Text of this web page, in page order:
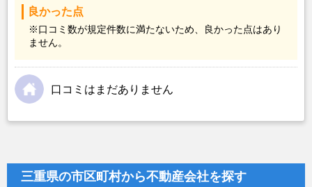
良かった点
※口コミ数が規定件数に満たないため、良かった点はあり
ません。
口コミはまだありません
三重県の市区町村から不動産会社を探す